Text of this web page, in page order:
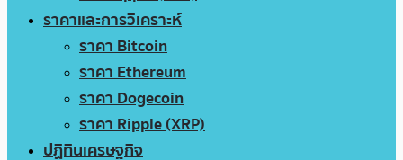
ราคาและการวิเคราะห์
ราคา Bitcoin
ราคา Ethereum
ราคา Dogecoin
ราคา Ripple (XRP)
ปฏิทินเศรษฐกิจ